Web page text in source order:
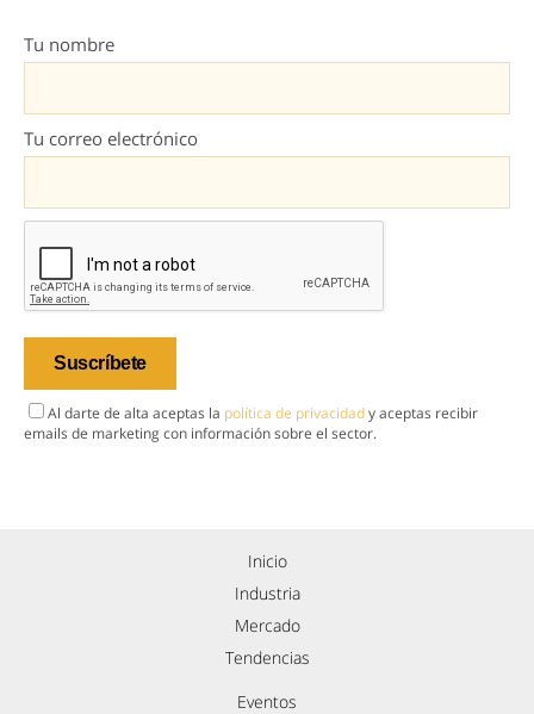
Tu nombre
Tu correo electrónico
Al darte de alta aceptas la política de privacidady aceptas recibir
emails de marketing con información sobre el sector.
Inicio
Industria
Mercado
Tendencias
Eventos